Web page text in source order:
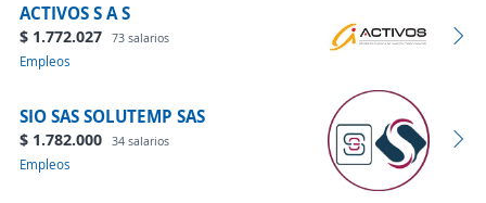
ACTIVOS S A S
$ 1.772.027 73 salarios
Empleos
SIO SAS SOLUTEMP SAS
$ 1.782.000 34 salarios
Empleos